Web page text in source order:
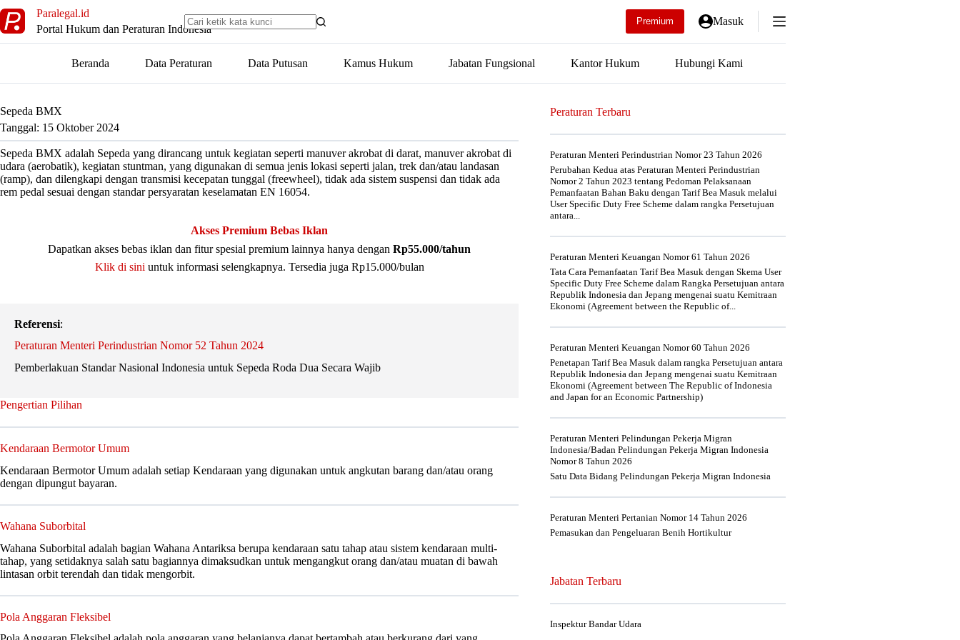
to
content
Paralegal.id
Portal Hukum dan Peraturan Indonesia
Premium Masuk
Beranda Data Peraturan Data Putusan Kamus Hukum Jabatan Fungsional Kantor Hukum Hubungi Kami
Sepeda BMX
Tanggal: 15 Oktober 2024
Sepeda BMX adalah Sepeda yang dirancang untuk kegiatan seperti manuver akrobat di darat, manuver akrobat di
udara (aerobatik), kegiatan stuntman, yang digunakan di semua jenis lokasi seperti jalan, trek dan/atau landasan
(ramp), dan dilengkapi dengan transmisi kecepatan tunggal (freewheel), tidak ada sistem suspensi dan tidak ada
rem pedal sesuai dengan standar persyaratan keselamatan EN 16054.
Akses Premium Bebas Iklan
Dapatkan akses bebas iklan dan fitur spesial premium lainnya hanya dengan Rp55.000/tahun
Klik di sini untuk informasi selengkapnya. Tersedia juga Rp15.000/bulan
Referensi:
Peraturan Menteri Perindustrian Nomor 52 Tahun 2024
Pemberlakuan Standar Nasional Indonesia untuk Sepeda Roda Dua Secara Wajib
Pengertian Pilihan
Kendaraan Bermotor Umum
Kendaraan Bermotor Umum adalah setiap Kendaraan yang digunakan untuk angkutan barang dan/atau orang
dengan dipungut bayaran.
Wahana Suborbital
Wahana Suborbital adalah bagian Wahana Antariksa berupa kendaraan satu tahap atau sistem kendaraan multi-
tahap, yang setidaknya salah satu bagiannya dimaksudkan untuk mengangkut orang dan/atau muatan di bawah
lintasan orbit terendah dan tidak mengorbit.
Pola Anggaran Fleksibel
Peraturan Terbaru
Peraturan Menteri Perindustrian Nomor 23 Tahun 2026
Perubahan Kedua atas Peraturan Menteri Perindustrian
Nomor 2 Tahun 2023 tentang Pedoman Pelaksanaan
Pemanfaatan Bahan Baku dengan Tarif Bea Masuk melalui
User Specific Duty Free Scheme dalam rangka Persetujuan
antara...
Peraturan Menteri Keuangan Nomor 61 Tahun 2026
Tata Cara Pemanfaatan Tarif Bea Masuk dengan Skema User
Specific Duty Free Scheme dalam Rangka Persetujuan antara
Republik Indonesia dan Jepang mengenai suatu Kemitraan
Ekonomi (Agreement between the Republic of...
Peraturan Menteri Keuangan Nomor 60 Tahun 2026
Penetapan Tarif Bea Masuk dalam rangka Persetujuan antara
Republik Indonesia dan Jepang mengenai suatu Kemitraan
Ekonomi (Agreement between The Republic of Indonesia
and Japan for an Economic Partnership)
Peraturan Menteri Pelindungan Pekerja Migran
Indonesia/Badan Pelindungan Pekerja Migran Indonesia
Nomor 8 Tahun 2026
Satu Data Bidang Pelindungan Pekerja Migran Indonesia
Peraturan Menteri Pertanian Nomor 14 Tahun 2026
Pemasukan dan Pengeluaran Benih Hortikultur
Jabatan Terbaru
Inspektur Bandar Udara